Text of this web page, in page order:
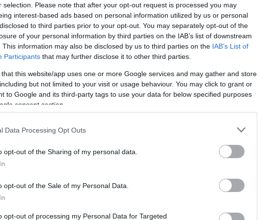
selection. Please note that after your opt-out request is processed you may
interest-based ads based on personal information utilized by us or personal
to third parties prior to your opt-out. You may separately opt-out of the
of your personal information by third parties on the IAB’s list of downstream
This information may also be disclosed by us to third parties on the IAB’s List of
Participants that may further disclose it to other third parties.
that this website/app uses one or more Google services and may gather and store
but not limited to your visit or usage behaviour. You may click to grant or
to Google and its third-party tags to use your data for below specified purposes
consent section.
Data Processing Opt Outs
opt-out of the Sharing of my personal data.
opt-out of the Sale of my Personal Data.
opt-out of processing my Personal Data for Targeted
volt keretben.
érdekeltségű eredmények
percben cserélték le.
be.